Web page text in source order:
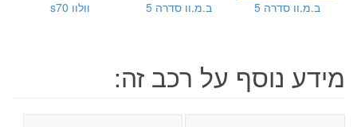
ב.מ.וו סדרה 5 ב.מ.וו סדרה 5 וולוו s70
מידע נוסף על רכב זה: